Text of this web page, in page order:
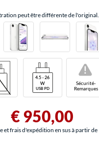
peut être différente de l'original.
Sécurité-
Remarques
!
€ 950,00
et frais d'expédition en sus à partir de